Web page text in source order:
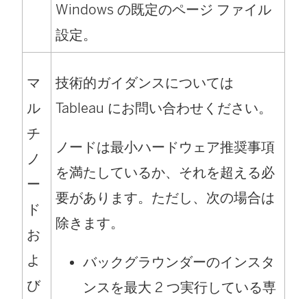
Windows の既定のページ ファイル
設定。
マ
ル
チ
ノ
ー
ド
お
よ
び
技術的ガイダンスについては
Tableau にお問い合わせください。
ノードは最小ハードウェア推奨事項
を満たしているか、それを超える必
要があります。ただし、次の場合は
除きます。
バックグラウンダーのインスタ
ンスを最大 2 つ実行している専